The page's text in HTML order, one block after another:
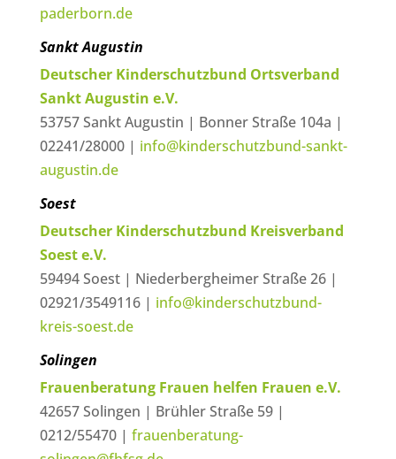
paderborn.de
Sankt Augustin
Deutscher Kinderschutzbund Ortsverband
Sankt Augustin e.V.
53757 Sankt Augustin | Bonner Straße 104a |
02241/28000 | info@kinderschutzbund-sankt-
augustin.de
Soest
Deutscher Kinderschutzbund Kreisverband
Soest e.V.
59494 Soest | Niederbergheimer Straße 26 |
02921/3549116 | info@kinderschutzbund-
kreis-soest.de
Solingen
Frauenberatung Frauen helfen Frauen e.V.
42657 Solingen | Brühler Straße 59 |
0212/55470 | frauenberatung-